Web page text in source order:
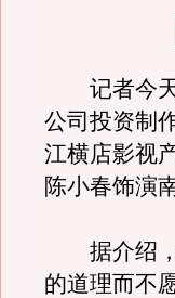
记者今天
公司投资制
江横店影视
陈小春饰演
据介绍，
的道理而不